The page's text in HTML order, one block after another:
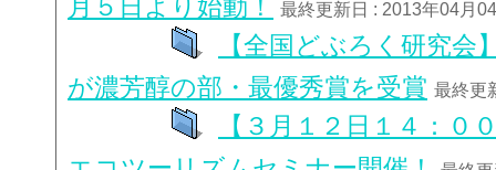
月５日より始動！
最終更新日 : 2013年04月
【全国どぶろく研究会
が濃芳醇の部・最優秀賞を受賞 最終更
【３月１２日１４：０